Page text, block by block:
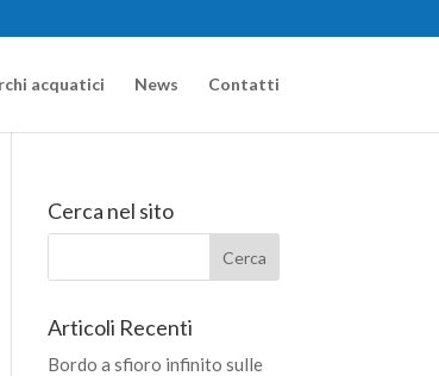
acquatici News Contatti
Cerca nel sito
Articoli Recenti
Bordo a sfioro infinito sulle